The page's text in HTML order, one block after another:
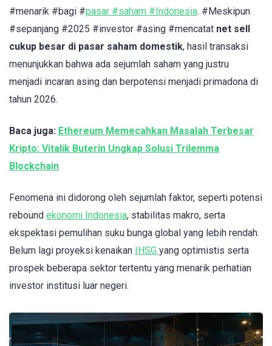
#menarik #bagi #pasar #saham #Indonesia. #Meskipun
#sepanjang #2025 #investor #asing #mencatat net sell
cukup besar di pasar saham domestik, hasil transaksi
menunjukkan bahwa ada sejumlah saham yang justru
menjadi incaran asing dan berpotensi menjadi primadona di
tahun 2026.
Baca juga: Ethereum Memecahkan Masalah Terbesar
Kripto: Vitalik Buterin Ungkap Solusi Trilemma
Blockchain
Fenomena ini didorong oleh sejumlah faktor, seperti potensi
rebound ekonomi Indonesia, stabilitas makro, serta
ekspektasi pemulihan suku bunga global yang lebih rendah.
Belum lagi proyeksi kenaikan IHSG yang optimistis serta
prospek beberapa sektor tertentu yang menarik perhatian
investor institusi luar negeri.